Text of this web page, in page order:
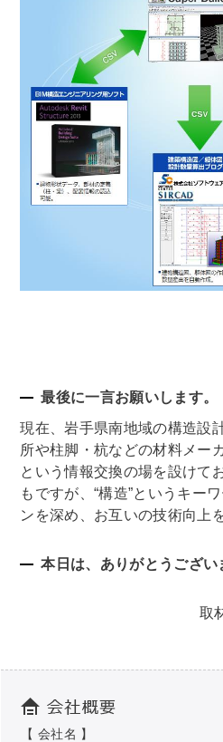
最後に一言お願いします。
現在、岩手県南地域の構造設
所や柱脚・杭などの材料メー
という情報交換の場を設けて
もですが、“構造”というキー
ンを深め、お互いの技術向上
本日は、ありがとうござい
取
【 会社名 】